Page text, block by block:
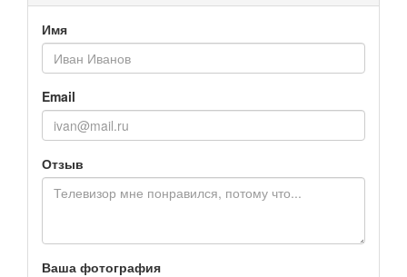
Имя
Email
Отзыв
Ваша фотография